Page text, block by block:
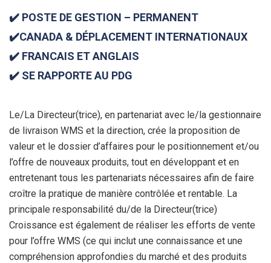
✔️ POSTE DE GESTION – PERMANENT
✔️CANADA & DÉPLACEMENT INTERNATIONAUX
✔️ FRANCAIS ET ANGLAIS
✔️ SE RAPPORTE AU PDG
Le/La Directeur(trice), en partenariat avec le/la gestionnaire
de livraison WMS et la direction, crée la proposition de
valeur et le dossier d’affaires pour le positionnement et/ou
l’offre de nouveaux produits, tout en développant et en
entretenant tous les partenariats nécessaires afin de faire
croître la pratique de manière contrôlée et rentable. La
principale responsabilité du/de la Directeur(trice)
Croissance est également de réaliser les efforts de vente
pour l’offre WMS (ce qui inclut une connaissance et une
compréhension approfondies du marché et des produits